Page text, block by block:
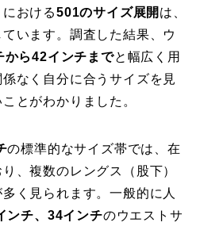
おける501のサイズ展開 は、
います。調査した結果、ウ
から42インチまでと幅広く用
なく自分に合うサイズを見
とがわかりました。
の標準的なサイズ帯では、在
、複数のレングス（股下）
く見られます。一般的に人
ンチ、34インチのウエストサ